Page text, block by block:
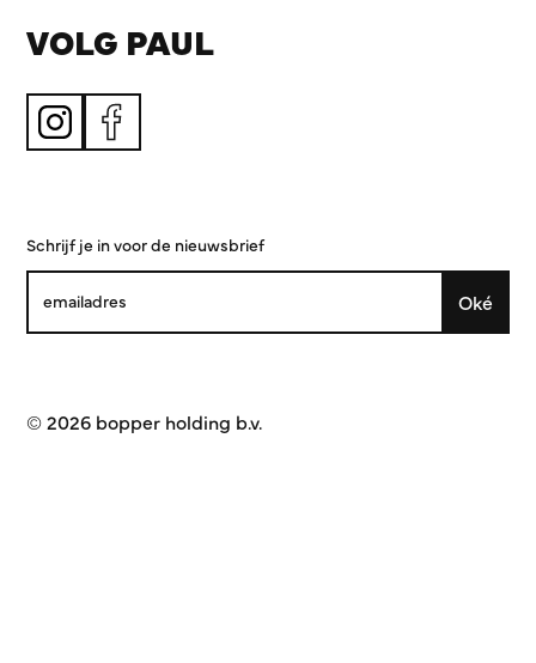
VOLG PAUL
Schrijf je in voor de nieuwsbrief
Oké
© 2026 bopper holding b.v.